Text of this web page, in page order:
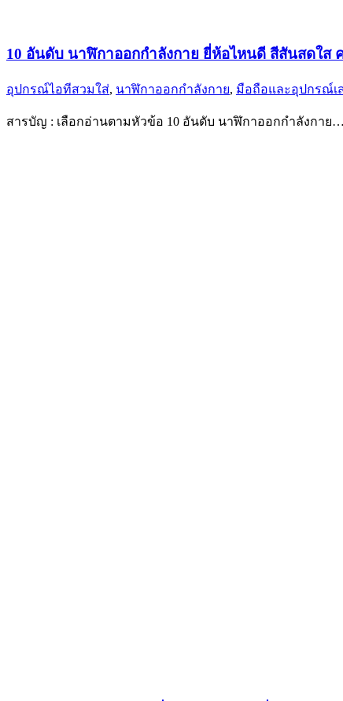
10 อันดับ นาฬิกาออกกำลังกาย ยี่ห้อไหนดี สีสันสดใส
อุปกรณ์ไอทีสวมใส่, นาฬิกาออกกำลังกาย, มือถือและอุปกรณ์เ
สารบัญ : เลือกอ่านตามหัวข้อ 10 อันดับ นาฬิกาออกกำลังกาย…